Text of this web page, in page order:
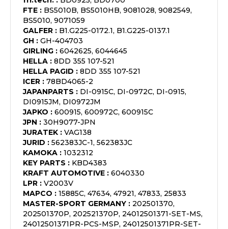
FTE : BS5010B, BS5010HB, 9081028, 9082549,
BS5010, 9071059
GALFER : B1.G225-0172.1, B1.G225-0137.1
GH : GH-404703
GIRLING : 6042625, 6044645
HELLA : 8DD 355 107-521
HELLA PAGID : 8DD 355 107-521
ICER : 78BD4065-2
JAPANPARTS : DI-0915C, DI-0972C, DI-0915,
DI0915JM, DI0972JM
JAPKO : 600915, 600972C, 600915C
JPN : 30H9077-JPN
JURATEK : VAG138
JURID : 562383JC-1, 562383JC
KAMOKA : 1032312
KEY PARTS : KBD4383
KRAFT AUTOMOTIVE : 6040330
LPR : V2003V
MAPCO : 15885C, 47634, 47921, 47833, 25833
MASTER-SPORT GERMANY : 202501370,
202501370P, 202521370P, 24012501371-SET-MS,
24012501371PR-PCS-MSP, 24012501371PR-SET-